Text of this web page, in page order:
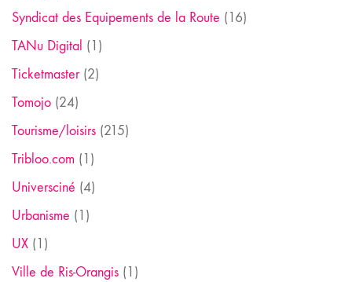
Syndicat des Equipements de la Route (16)
TANu Digital (1)
Ticketmaster(2)
Tomojo (24)
Tourisme/loisirs (215)
Tribloo.com (1)
Universciné (4)
Urbanisme (1)
UX (1)
Ville de Ris-Orangis (1)